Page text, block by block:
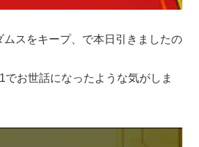
ムスをキープ、で本日引きましたの
でお世話になったような気がしま